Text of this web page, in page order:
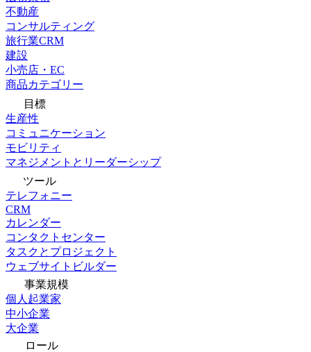
不動産
コンサルティング
旅行業CRM
建設
小売店・EC
商品カテゴリー
目標
生産性
コミュニケーション
モビリティ
マネジメントとリーダーシップ
ツール
テレフォニー
CRM
カレンダー
コンタクトセンター
タスクとプロジェクト
ウェブサイトビルダー
事業規模
個人起業家
中小企業
大企業
ロール